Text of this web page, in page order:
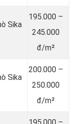
Sika
195.000 –
245.000
đ/m²
Sika
200.000 –
250.000
đ/m²
195.000 –